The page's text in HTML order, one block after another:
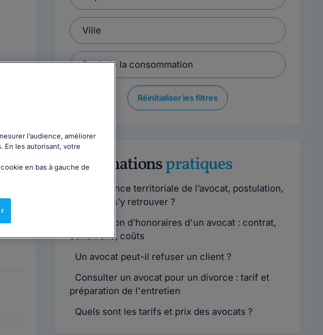
Réinitialiser les filtres
Informationspratiques
Compétence territoriale de l’avocat, postulation,
comment s’y retrouver ?
Convention d’honoraires d'un avocat : contrat,
conditions, coûts
Un avocat peut-il refuser un client ?
Consulter un avocat pour un divorce : tarif et
préparation de l'entretien
Quels sont les tarifs et prix des avocats ?
l’audience, améliorer
En les autorisant, votre
en bas à gauche de